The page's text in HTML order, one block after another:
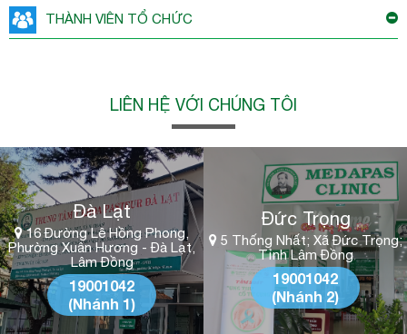
THÀNH VIÊN TỔ CHỨC
xem thêm
LIÊN HỆ VỚI CHÚNG TÔI
Đà Lạt
16 Đường Lê Hồng Phong,
Phường Xuân Hương - Đà Lạt,
Lâm Đồng
19001042
(Nhánh 1)
Đức Trọng
5 Thống Nhất; Xã Đức Trọng;
Tỉnh Lâm Đồng
19001042
(Nhánh 2)